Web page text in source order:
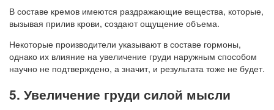
В составе кремов имеются раздражающие вещества, которые,
вызывая прилив крови, создают ощущение объема.
Некоторые производители указывают в составе гормоны,
однако их влияние на увеличение груди наружным способом
научно не подтверждено, а значит, и результата тоже не будет.
5. Увеличение груди силой мысли